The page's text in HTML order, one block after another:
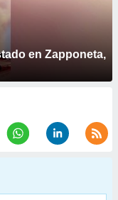
en Zapponeta,